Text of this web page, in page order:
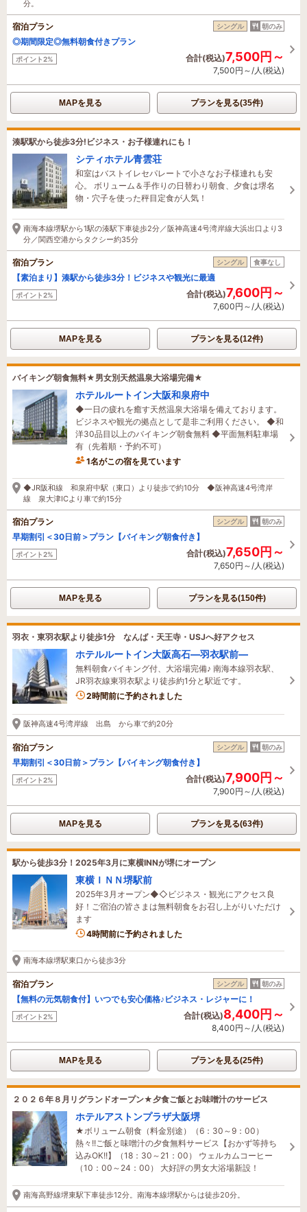
分。
宿泊プラン シングル 朝のみ
◎期間限定◎無料朝食付きプラン
ポイント2% 合計(税込)7,500円～
7,500円～/人(税込)
MAPを見る プランを見る(35件)
湊駅駅から徒歩3分!ビジネス・お子様連れにも！
シティホテル青雲荘
和室はバストイレセパレートで小さなお子様連れも安
心。 ボリューム＆手作りの日替わり朝食、夕食は堺名
物・穴子を使った秤目定食が人気！
南海本線堺駅から1駅の湊駅下車徒歩2分／阪神高速4号湾岸線大浜出口より3
分／関西空港からタクシー約35分
宿泊プラン シングル 食事なし
【素泊まり】湊駅から徒歩3分！ビジネスや観光に最適
ポイント2% 合計(税込)7,600円～
7,600円～/人(税込)
MAPを見る プランを見る(12件)
バイキング朝食無料★男女別天然温泉大浴場完備★
ホテルルートイン大阪和泉府中
◆一日の疲れを癒す天然温泉大浴場を備えております。
ビジネスや観光の拠点として是非ご利用ください。 ◆和
洋30品目以上のバイキング朝食無料 ◆平面無料駐車場
有（先着順・予約不可）
1名がこの宿を見ています
2時間前に予約されました
◆JR阪和線 和泉府中駅（東口）より徒歩で約10分 ◆阪神高速4号湾岸
線 泉大津ICより車で約15分
宿泊プラン シングル 朝のみ
早期割引＜30日前＞プラン【バイキング朝食付き】
ポイント2% 合計(税込)7,650円～
7,650円～/人(税込)
MAPを見る プランを見る(150件)
羽衣・東羽衣駅より徒歩1分 なんば・天王寺・USJへ好アクセス
ホテルルートイン大阪高石―羽衣駅前―
無料朝食バイキング付、大浴場完備♪ 南海本線羽衣駅、
JR羽衣線東羽衣駅より徒歩約1分と駅近です。
2時間前に予約されました
阪神高速4号湾岸線 出島 から車で約20分
宿泊プラン シングル 朝のみ
早期割引＜30日前＞プラン【バイキング朝食付き】
ポイント2% 合計(税込)7,900円～
7,900円～/人(税込)
MAPを見る プランを見る(63件)
駅から徒歩3分！2025年3月に東横INNが堺にオープン
東横ＩＮＮ堺駅前
2025年3月オープン◆◇ビジネス・観光にアクセス良
好！ご宿泊の皆さまは無料朝食をお召し上がりいただけ
ます
4時間前に予約されました
南海本線堺駅東口から徒歩3分
宿泊プラン シングル 朝のみ
【無料の元気朝食付】いつでも安心価格♪ビジネス・レジャーに！
ポイント2% 合計(税込)8,400円～
8,400円～/人(税込)
MAPを見る プランを見る(25件)
２０２６年８月リグランドオープン★夕食ご飯とお味噌汁のサービス
ホテルアストンプラザ大阪堺
★ボリューム朝食（料金別途）（6：30～9：00）
熱々!!ご飯と味噌汁の夕食無料サービス【おかず等持ち
込みOK!!】（18：30～21：00） ウェルカムコーヒー
（10：00～24：00） 大好評の男女大浴場新設！
南海高野線堺東駅下車徒歩12分。南海本線堺駅からは徒歩20分。